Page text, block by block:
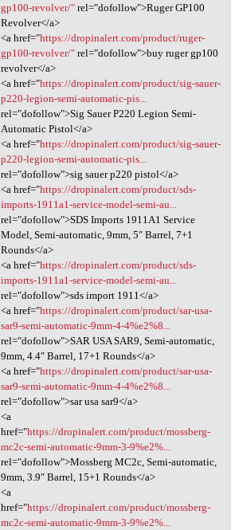
gp100-revolver/"rel="dofollow">Ruger GP100
Revolver</a>
<a href="https://dropinalert.com/product/ruger-
gp100-revolver/"rel="dofollow">buy ruger gp100
revolver</a>
<a href="https://dropinalert.com/product/sig-sauer-
p220-legion-semi-automatic-pis...
rel="dofollow">Sig Sauer P220 Legion Semi-
Automatic Pistol</a>
<a href="https://dropinalert.com/product/sig-sauer-
p220-legion-semi-automatic-pis...
rel="dofollow">sig sauer p220 pistol</a>
<a href="https://dropinalert.com/product/sds-
imports-1911a1-service-model-semi-au...
rel="dofollow">SDS Imports 1911A1 Service
Model, Semi-automatic, 9mm, 5″ Barrel, 7+1
Rounds</a>
<a href="https://dropinalert.com/product/sds-
imports-1911a1-service-model-semi-au...
rel="dofollow">sds import 1911</a>
<a href="https://dropinalert.com/product/sar-usa-
sar9-semi-automatic-9mm-4-4%e2%8...
rel="dofollow">SAR USA SAR9, Semi-automatic,
9mm, 4.4″ Barrel, 17+1 Rounds</a>
<a href="https://dropinalert.com/product/sar-usa-
sar9-semi-automatic-9mm-4-4%e2%8...
rel="dofollow">sar usa sar9</a>
<a
href="https://dropinalert.com/product/mossberg-
mc2c-semi-automatic-9mm-3-9%e2%...
rel="dofollow">Mossberg MC2c, Semi-automatic,
9mm, 3.9″ Barrel, 15+1 Rounds</a>
<a
href="https://dropinalert.com/product/mossberg-
mc2c-semi-automatic-9mm-3-9%e2%...